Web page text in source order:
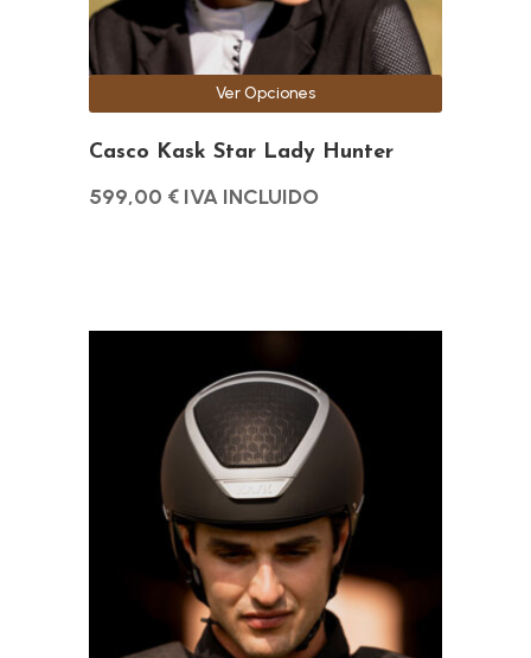
Casco Kask Star Lady Hunter
599,00 € IVA INCLUIDO
Ver Opciones
elegir
la
página
variantes.